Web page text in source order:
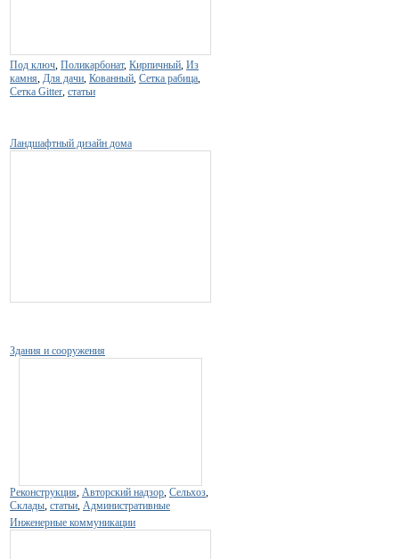
Под ключ, Поликарбонат, Кирпичный, Из
камня, Для дачи, Кованный, Сетка рабица,
Сетка Gitter, статьи
Ландшафтный дизайн дома
Здания и сооружения
Реконструкция, Авторский надзор, Сельхоз,
Склады, статьи, Административные
Инженерные коммуникации